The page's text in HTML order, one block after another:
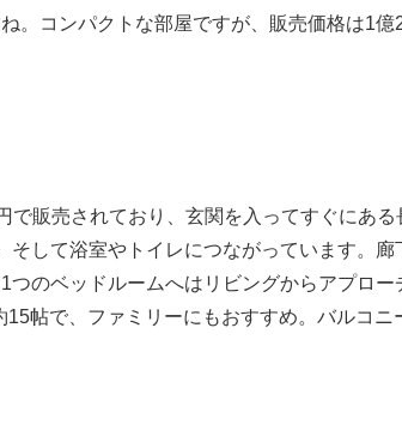
。コンパクトな部屋ですが、販売価格は1億
で販売されており、玄関を入ってすぐにあ
そして浴室やトイレにつながっています。廊
つのベッドルームへはリビングからアプロ
15帖で、ファミリーにもおすすめ。バルコ